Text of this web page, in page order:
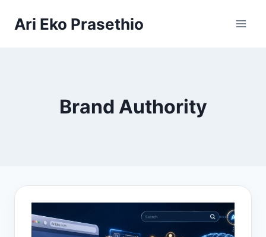
Ari Eko Prasethio
Brand Authority